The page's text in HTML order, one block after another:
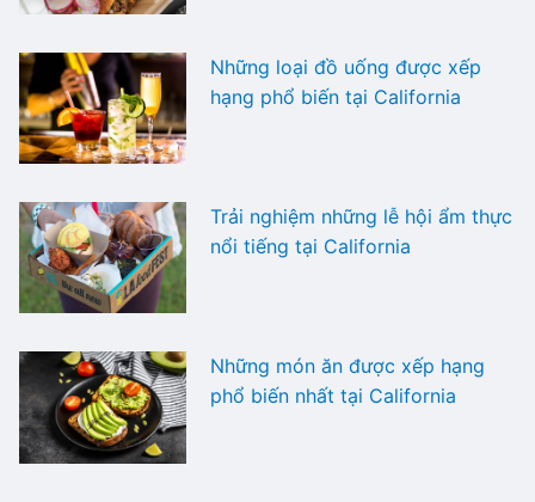
Những loại đồ uống được xếp
hạng phổ biến tại California
Trải nghiệm những lễ hội ẩm thực
nổi tiếng tại California
Những món ăn được xếp hạng
phổ biến nhất tại California